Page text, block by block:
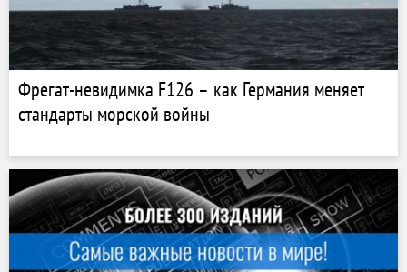
Фрегат-невидимка F126 – как Германия меняет
стандарты морской войны